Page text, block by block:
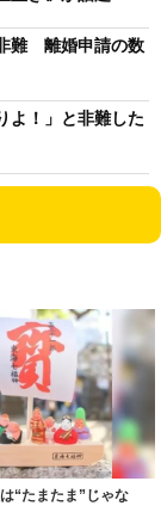
難 離婚申請の数
よ！」と非難した
“たまたま”じゃな